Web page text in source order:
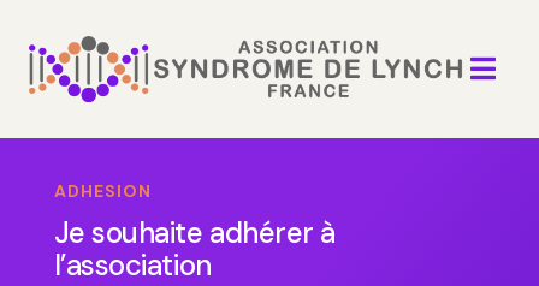

ADHESION
Je souhaite adhérer à
l’association